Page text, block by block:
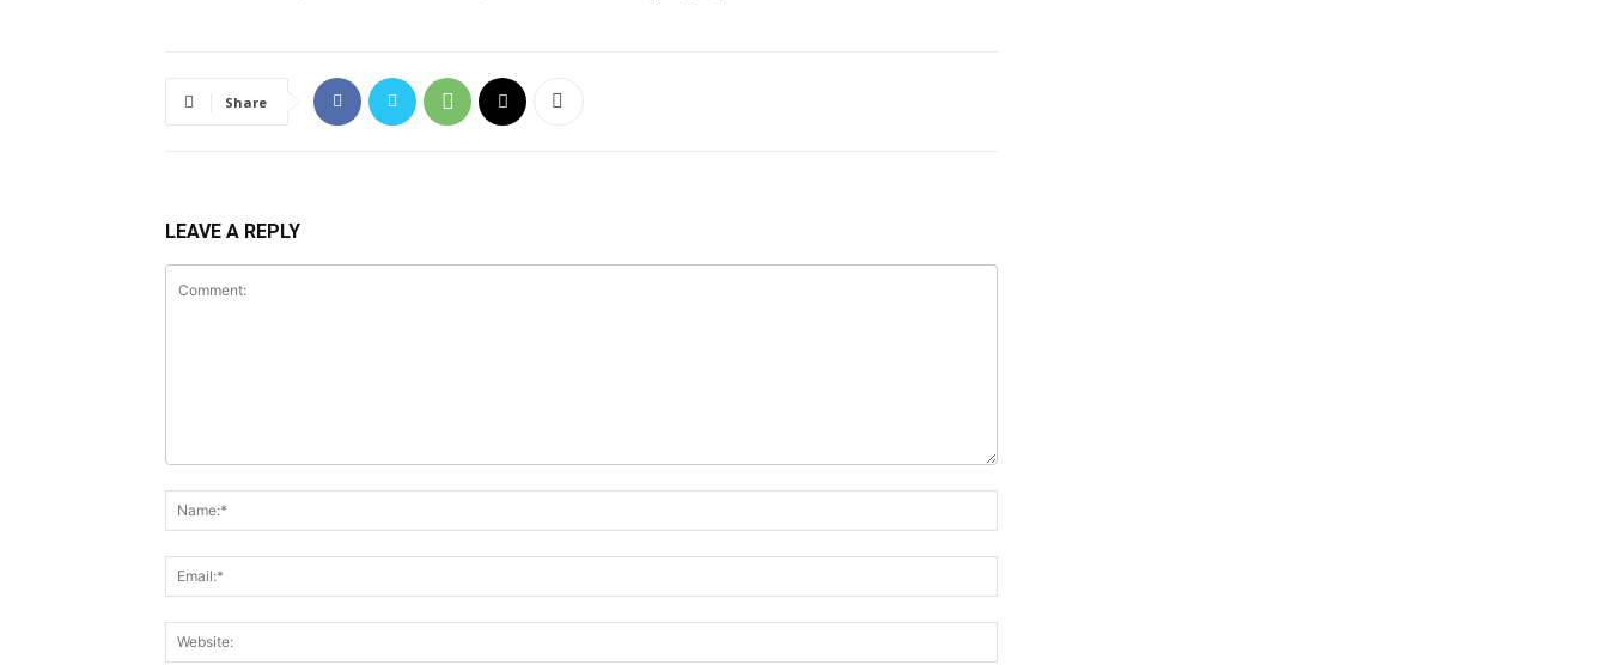
Share
LEAVE A REPLY